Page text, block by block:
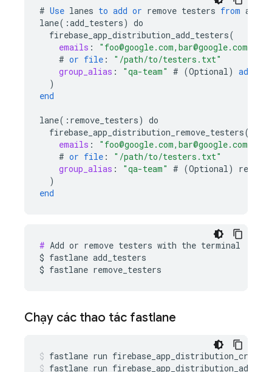
# Use lanes to add or remove testers from a
lane( :add_testers) do
firebase_app_distribution_add_testers(
emails :
"foo@google.com,bar@google.com"
# or file :
"/path/to/testers.txt"
group_alias : "qa-team" # (Optional) add
)
end
lane( : remove_testers) do
firebase_app_distribution_remove_testers(
emails :
"foo@google.com,bar@google.com"
# or file :
"/path/to/testers.txt"
group_alias : "qa-team" # (Optional)
remove
)
end
# Add or remove testers with the terminal
$ fastlane add_testers
$ fastlane remove_testers
Chạy các thao tác fastlane
fastlane run
fastlane run